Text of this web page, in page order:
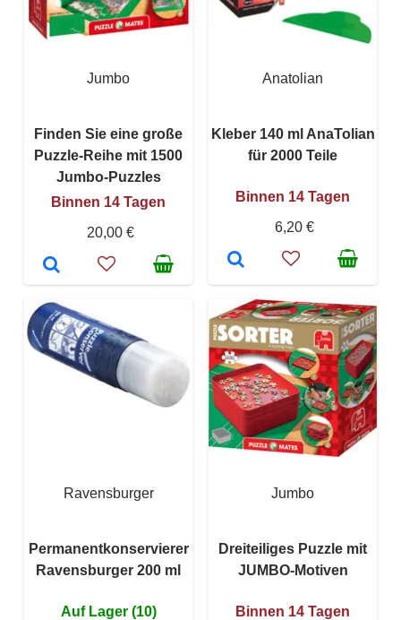
Jumbo
Finden Sie eine große
Puzzle-Reihe mit 1500
Jumbo-Puzzles
Binnen 14 Tagen
20,00 €
Anatolian
Kleber 140 ml AnaTolian
für 2000 Teile
Binnen 14 Tagen
6,20 €
Ravensburger
Permanentkonservierer
Ravensburger 200 ml
Auf Lager (10)
Jumbo
Dreiteiliges Puzzle mit
JUMBO-Motiven
Binnen 14 Tagen